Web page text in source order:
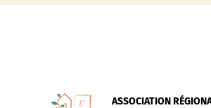
ASSOCIATION